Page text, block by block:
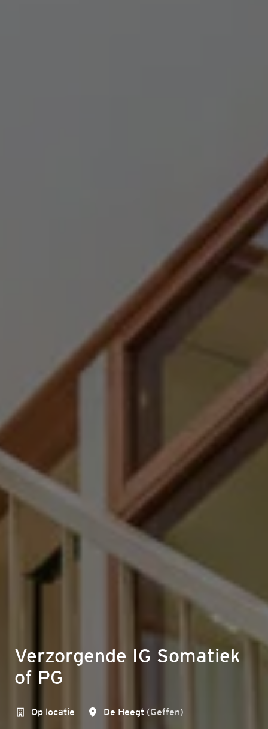
Verzorgende IG Somatiek
of PG
Op locatie De Heegt (Geffen)